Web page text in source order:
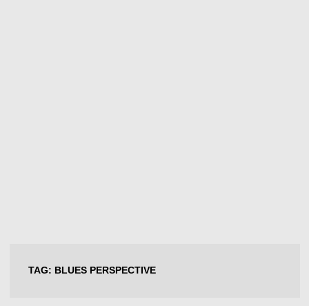
TAG: BLUES PERSPECTIVE